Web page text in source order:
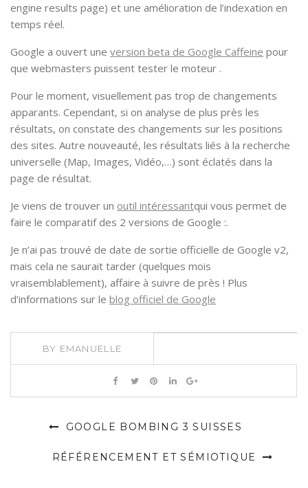
engine results page) et une amélioration de l’indexation en
temps réel.
Google a ouvert une version beta de Google Caffeine pour
que webmasters puissent tester le moteur .
Pour le moment, visuellement pas trop de changements
apparants. Cependant, si on analyse de plus près les
résultats, on constate des changements sur les positions
des sites. Autre nouveauté, les résultats liés à la recherche
universelle (Map, Images, Vidéo,…) sont éclatés dans la
page de résultat.
Je viens de trouver un outil intéressantqui vous permet de
faire le comparatif des 2 versions de Google :.
Je n’ai pas trouvé de date de sortie officielle de Google v2,
mais cela ne saurait tarder (quelques mois
vraisemblablement), affaire à suivre de près ! Plus
d’informations sur le blog officiel de Google
BY EMANUELLE
GOOGLE BOMBING 3 SUISSES
RÉFÉRENCEMENT ET SÉMIOTIQUE